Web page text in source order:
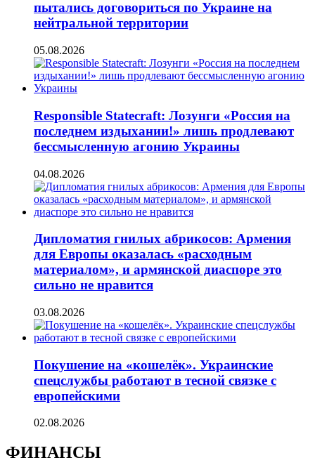
пытались договориться по Украине на
нейтральной территории
05.08.2026
Responsible Statecraft: Лозунги «Россия на
последнем издыхании!» лишь продлевают
бессмысленную агонию Украины
04.08.2026
Дипломатия гнилых абрикосов: Армения
для Европы оказалась «расходным
материалом», и армянской диаспоре это
сильно не нравится
03.08.2026
Покушение на «кошелёк». Украинские
спецслужбы работают в тесной связке с
европейскими
02.08.2026
ФИНАНСЫ